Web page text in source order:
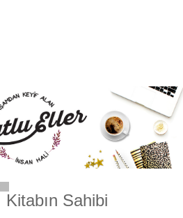
Sahibi